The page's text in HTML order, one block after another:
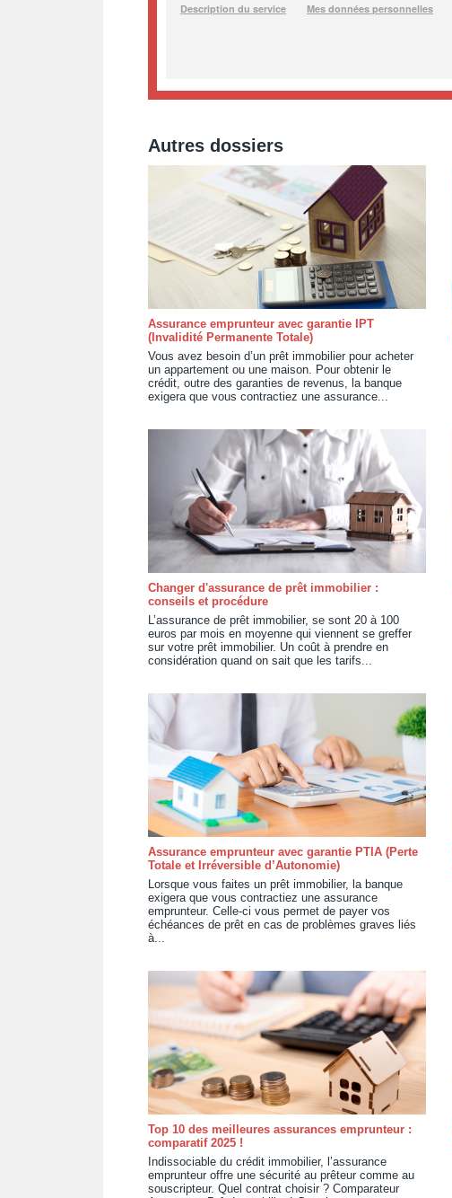
Autres dossiers
Assurance emprunteur avec garantie IPT
(Invalidité Permanente Totale)
Vous avez besoin d’un prêt immobilier pour acheter
un appartement ou une maison. Pour obtenir le
crédit, outre des garanties de revenus, la banque
exigera que vous contractiez une assurance...
Changer d'assurance de prêt immobilier :
conseils et procédure
L’assurance de prêt immobilier, se sont 20 à 100
euros par mois en moyenne qui viennent se greffer
sur votre prêt immobilier. Un coût à prendre en
considération quand on sait que les tarifs...
Assurance emprunteur avec garantie PTIA (Perte
Totale et Irréversible d’Autonomie)
Lorsque vous faites un prêt immobilier, la banque
exigera que vous contractiez une assurance
emprunteur. Celle-ci vous permet de payer vos
échéances de prêt en cas de problèmes graves liés
à...
Top 10 des meilleures assurances emprunteur :
comparatif 2025 !
Indissociable du crédit immobilier, l’assurance
emprunteur offre une sécurité au prêteur comme au
souscripteur. Quel contrat choisir ? Comparateur